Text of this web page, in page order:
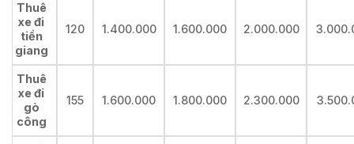
Thuê
xe đi
tiền
giang
120 1.400.000 1.600.000 2.000.000
Thuê
xe đi
gò
công
155 1.600.000 1.800.000 2.300.000